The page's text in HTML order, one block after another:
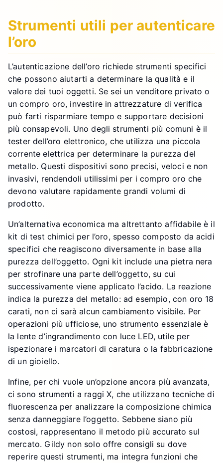
Strumenti utili per autenticare
l’oro
L’autenticazione dell’oro richiede strumenti specifici
che possono aiutarti a determinare la qualità e il
valore dei tuoi oggetti. Se sei un venditore privato o
un compro oro, investire in attrezzature di verifica
può farti risparmiare tempo e supportare decisioni
più consapevoli. Uno degli strumenti più comuni è il
tester dell’oro elettronico, che utilizza una piccola
corrente elettrica per determinare la purezza del
metallo. Questi dispositivi sono precisi, veloci e non
invasivi, rendendoli utilissimi per i compro oro che
devono valutare rapidamente grandi volumi di
prodotto.
Un’alternativa economica ma altrettanto affidabile è il
kit di test chimici per l’oro, spesso composto da acidi
specifici che reagiscono diversamente in base alla
purezza dell’oggetto. Ogni kit include una pietra nera
per strofinare una parte dell’oggetto, su cui
successivamente viene applicato l’acido. La reazione
indica la purezza del metallo: ad esempio, con oro 18
carati, non ci sarà alcun cambiamento visibile. Per
operazioni più ufficiose, uno strumento essenziale è
la lente d’ingrandimento con luce LED, utile per
ispezionare i marcatori di caratura o la fabbricazione
di un gioiello.
Infine, per chi vuole un’opzione ancora più avanzata,
ci sono strumenti a raggi X, che utilizzano tecniche di
fluorescenza per analizzare la composizione chimica
senza danneggiare l’oggetto. Sebbene siano più
costosi, rappresentano il metodo più accurato sul
mercato. Gildy non solo offre consigli su dove
reperire questi strumenti, ma integra funzioni che